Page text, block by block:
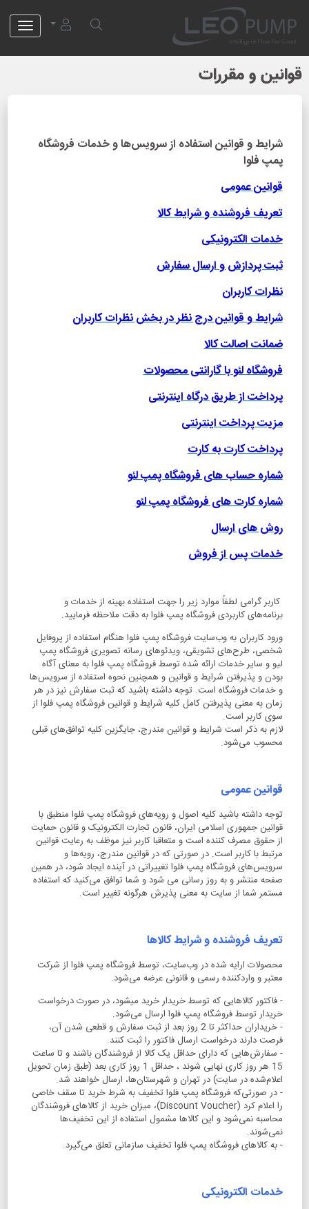
قوانین و مقررات
شرایط و قوانین استفاده از سرویس‌ها و خدمات فروشگاه
پمپ فلوا
قوانین عمومی
تعریف فروشنده و شرایط کالا
خدمات الکترونیکی
ثبت پردازش و ارسال سفارش
نظرات کاربران
شرایط و قوانین درج نظر در بخش نظرات کاربران
ضمانت اصالت کالا
فروشگاه لئو با گارانتی محصولات
پرداخت از طریق درگاه اینترنتی
مزیت پرداخت اینترنتی
پرداخت کارت به کارت
شماره حساب های فروشگاه پمپ لئو
شماره کارت های فروشگاه پمپ لئو
روش های ارسال
خدمات پس از فروش
کاربر گرامی لطفاً موارد زیر را جهت استفاده بهینه از خدمات و
برنامه‌‏های کاربردی فروشگاه پمپ فلوا به دقت ملاحظه فرمایید.
ورود کاربران به وب‏‌سایت فروشگاه پمپ فلوا هنگام استفاده از پروفایل
شخصی، طرح‏‌های تشویقی، ویدئوهای رسانه تصویری فروشگاه پمپ
لیو و سایر خدمات ارائه شده توسط فروشگاه پمپ فلوا به معنای آگاه
بودن و پذیرفتن شرایط و قوانین و همچنین نحوه استفاده از سرویس‌‏ها
و خدمات فروشگاه است. توجه داشته باشید که ثبت سفارش نیز در هر
زمان به معنی پذیرفتن کامل کلیه شرایط و قوانین فروشگاه پمپ فلوا از
سوی کاربر است.
لازم به ذکر است شرایط و قوانین مندرج، جایگزین کلیه توافق‏‌های قبلی
محسوب می‏‌شود.
قوانین عمومی
توجه داشته باشید کلیه اصول و رویه‏‌های فروشگاه پمپ فلوا منطبق با
قوانین جمهوری اسلامی ایران، قانون تجارت الکترونیک و قانون حمایت
از حقوق مصرف کننده است و متعاقبا کاربر نیز موظف به رعایت قوانین
مرتبط با کاربر است. در صورتی که در قوانین مندرج، رویه‏‌ها و
سرویس‏‌های فروشگاه پمپ فلوا تغییراتی در آینده ایجاد شود، در همین
صفحه منتشر و به روز رسانی می شود و شما توافق می‏‌کنید که استفاده
مستمر شما از سایت به معنی پذیرش هرگونه تغییر است.
تعریف فروشنده و شرایط کالاها
محصولات ارایه شده در وب‌سایت، توسط فروشگاه پمپ فلوا از شرکت‌
معتبر و واردکننده رسمی و قانونی عرضه می‌شود.
- فاکتور کالاهایی که توسط خریدار خرید میشود، در صورت درخواست
خریدار توسط فروشگاه پمپ فلوا ارسال می‌شود.
- خریداران حداکثر تا 2 روز بعد از ثبت سفارش و قطعی شدن آن،
فرصت دارند درخواست ارسال فاکتور را ثبت کنند.
- سفارش‌هایی که دارای حداقل یک کالا از فروشندگان باشند و تا ساعت
15 هر روز کاری نهایی شوند ، حداقل 1 روز کاری بعد (طبق زمان تحویل
اعلام‌شده در سایت) در تهران و شهرستان‌ها، ارسال خواهند شد.
- در صورتی‌که فروشگاه پمپ فلوا تخفیف به شرط خرید تا سقف خاصی
را اعلام کرد (Discount Voucher)، میزان خرید از کالاهای فروشندگان
محاسبه نمی‌شود و این کالاها مشمول استفاده از این تخفیف‌ها
نمی‌شوند.
- به کالاهای فروشگاه پمپ فلوا تخفیف سازمانی تعلق می‌گیرد.
خدمات الکترونیکی